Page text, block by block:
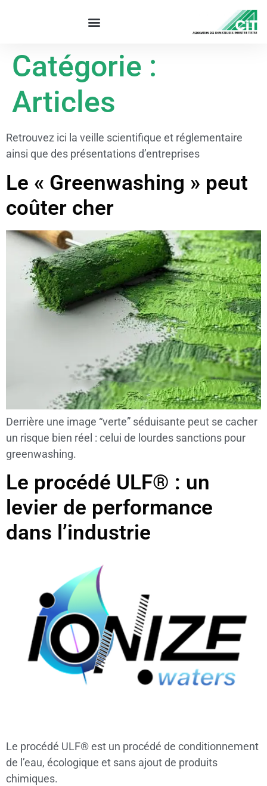
Catégorie :
Articles
Retrouvez ici la veille scientifique et réglementaire
ainsi que des présentations d’entreprises
Le « Greenwashing » peut
coûter cher
Derrière une image “verte” séduisante peut se cacher
un risque bien réel : celui de lourdes sanctions pour
greenwashing.
Le procédé ULF® : un
levier de performance
dans l’industrie
Le procédé ULF® est un procédé de conditionnement
de l’eau, écologique et sans ajout de produits
chimiques.